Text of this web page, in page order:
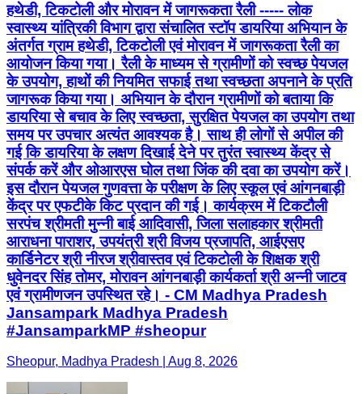
हथेडी, टिकटोली और मोरावन में जागरूकता रैली ----- लोक
स्वास्थ्य यांत्रिकी विभाग द्वारा संचालित स्टॉप डायरिया अभियान के
अंतर्गत ग्राम हथेडी, टिकटोली एवं मोरावन में जागरूकता रैली का
आयोजन किया गया। रैली के माध्यम से ग्रामीणों को स्वच्छ पेयजल
के उपयोग, हाथों की नियमित सफाई तथा स्वच्छता अपनाने के प्रति
जागरूक किया गया। अभियान के दौरान ग्रामीणों को बताया कि
डायरिया से बचाव के लिए स्वच्छता, सुरक्षित पेयजल का उपयोग तथा
समय पर उपचार अत्यंत आवश्यक है। साथ ही लोगों से अपील की
गई कि डायरिया के लक्षण दिखाई देने पर तुरंत स्वास्थ्य केंद्र से
संपर्क करें और ओआरएस घोल तथा जिंक की दवा का उपयोग करें।
इस दौरान पेयजल गुणवत्ता के परीक्षण के लिए स्कूल एवं आंगनबाड़ी
केंद्र पर एफटीके किट प्रदान की गई। कार्यक्रम में टिकटौली
सरपंच श्रीमती मुन्नी बाई आदिवासी, जिला सलाहकार श्रीमती
आराधना पाराशर, उपयंत्री श्री विजय प्रजापति, आईएसए
कार्डिनेटर श्री नीरज श्रीवास्तव एवं टिकटोली के शिक्षक श्री
धुवेनदर सिंह तोमर, मोरावन आंगनबाड़ी कार्यकर्ता श्री अन्नी जाटव
एवं ग्रामीणजन उपस्थित रहे। - CM Madhya Pradesh
Jansampark Madhya Pradesh
#JansamparkMP #sheopur
Sheopur, Madhya Pradesh | Aug 8, 2026